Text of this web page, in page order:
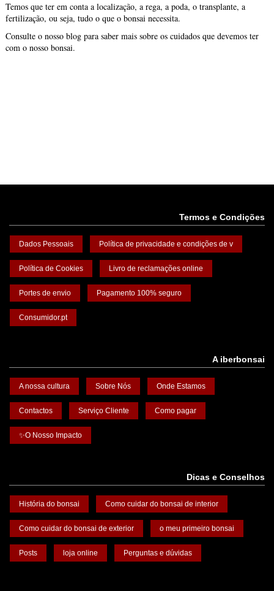
Temos que ter em conta a localização, a rega, a poda, o transplante, a
fertilização, ou seja, tudo o que o bonsai necessita.
Consulte o nosso blog para saber mais sobre os cuidados que devemos ter
com o nosso bonsai.
Termos e Condições
Dados Pessoais Política de privacidade e condições de v
Política de Cookies Livro de reclamações online
Portes de envio Pagamento 100% seguro
Consumidor.pt
A iberbonsai
A nossa cultura Sobre Nós Onde Estamos
Contactos Serviço Cliente Como pagar
✨O Nosso Impacto
Dicas e Conselhos
História do bonsai Como cuidar do bonsai de interior
Como cuidar do bonsai de exterior o meu primeiro bonsai
Posts loja online Perguntas e dúvidas